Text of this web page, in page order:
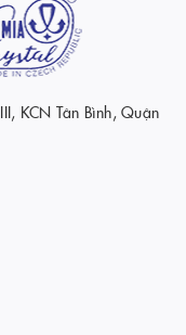
KCN Tân Bình, Quận